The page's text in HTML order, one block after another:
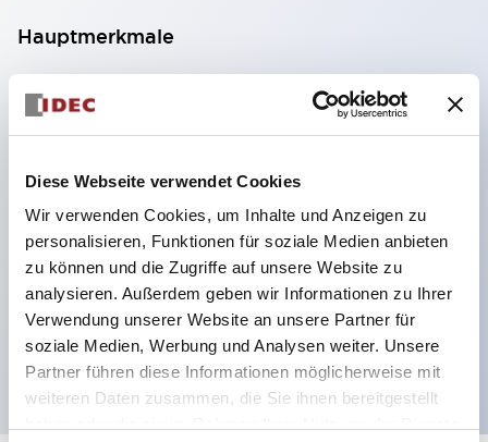
Diese Webseite verwendet Cookies
Wir verwenden Cookies, um Inhalte und Anzeigen zu
personalisieren, Funktionen für soziale Medien anbieten
zu können und die Zugriffe auf unsere Website zu
analysieren. Außerdem geben wir Informationen zu Ihrer
Verwendung unserer Website an unsere Partner für
soziale Medien, Werbung und Analysen weiter. Unsere
Partner führen diese Informationen möglicherweise mit
weiteren Daten zusammen, die Sie ihnen bereitgestellt
Hauptmerkmale
2-Kontakt-Block mit 2 Stufen, ermöglicht eine 4-
Kontakt-Konfiguration (Gewährleistung der
Paneltiefe 39,9 mm (※ 11-stufiger Kontaktblock),
59,9 mm (※ 22-stufiger Kontaktblock).
Platzsparendes Design möglich.
Sicherheitsstruktur der 3. Generation: 2-Aktions-
Freisetzung, integrierter Schutz, IP20-
Fingerschutzstruktur